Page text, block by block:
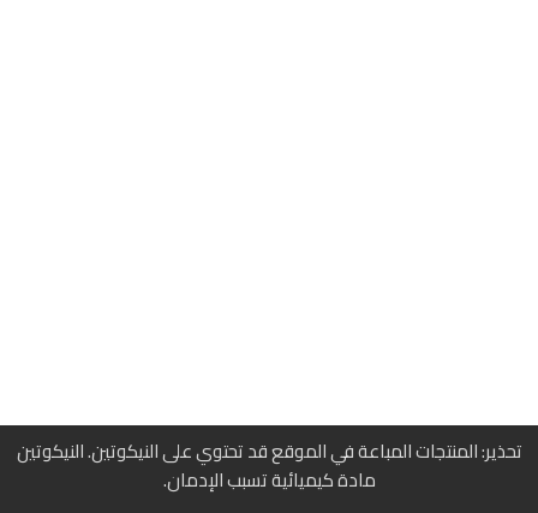
تحذير: المنتجات المباعة في الموقع قد تحتوي على النيكوتين. النيكوتين
مادة كيميائية تسبب الإدمان.